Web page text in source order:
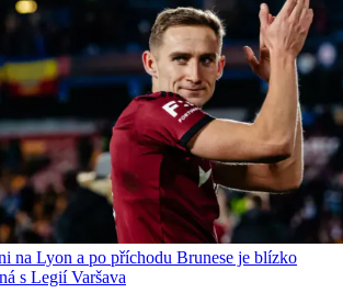
na Lyon a po příchodu Brunese je blízko
s Legií Varšava